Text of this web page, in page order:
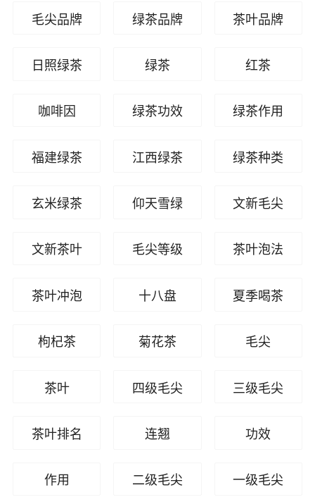
毛尖品牌 绿茶品牌 茶叶品牌
日照绿茶 绿茶 红茶
咖啡因 绿茶功效 绿茶作用
福建绿茶 江西绿茶 绿茶种类
玄米绿茶 仰天雪绿 文新毛尖
文新茶叶 毛尖等级 茶叶泡法
茶叶冲泡 十八盘 夏季喝茶
枸杞茶 菊花茶 毛尖
茶叶 四级毛尖 三级毛尖
茶叶排名 连翘 功效
作用 二级毛尖 一级毛尖